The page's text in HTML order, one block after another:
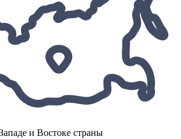
и Востоке страны